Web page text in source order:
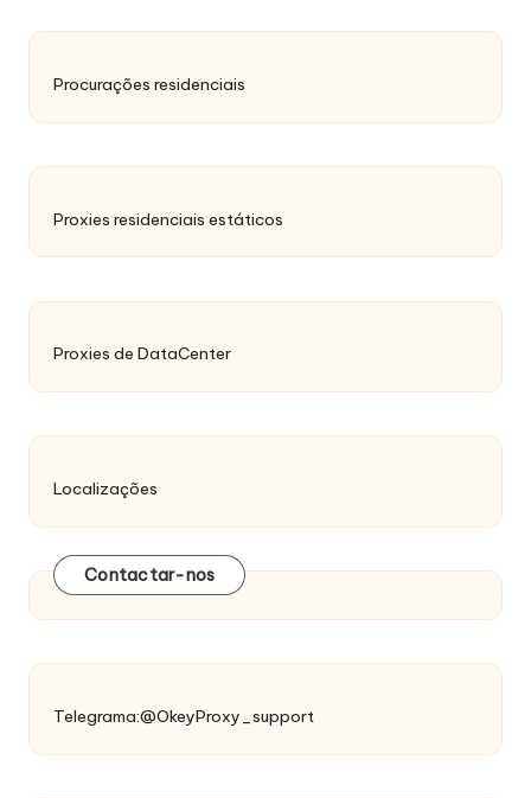
Procurações residenciais
Proxies residenciais estáticos
Proxies de DataCenter
Localizações
Contactar-nos
Telegrama:@OkeyProxy_support